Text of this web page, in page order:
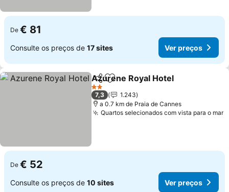
De € 81
Consulte os preços de 17 sites Ver preços
PartilharAdicionar aos favoritos
Azurene Royal Hotel
2 Estrelas
7,3
1.243
a 0.7 km de Praia de Cannes
Quartos selecionados com vista para o mar
De € 52
Consulte os preços de 10 sites Ver preços